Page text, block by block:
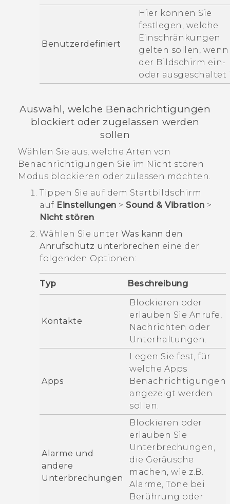
Benutzerdefiniert
Hier können Sie
festlegen, welche
Einschränkungen
gelten sollen, wenn
der Bildschirm ein-
oder ausgeschaltet
Auswahl, welche Benachrichtigungen
blockiert oder zugelassen werden
sollen
Wählen Sie aus, welche Arten von
Benachrichtigungen Sie im Nicht stören
Modus blockieren oder zulassen möchten.
Tippen Sie auf dem Startbildschirm
auf Einstellungen > Sound & Vibration >
Nicht stören
Wählen Sie unter Was kann den
Anrufschutz unterbrechen eine der
folgenden Optionen:
Typ Beschreibung
Kontakte
Blockieren oder
erlauben Sie Anrufe,
Nachrichten oder
Unterhaltungen.
Apps
Legen Sie fest, für
welche Apps
Benachrichtigungen
angezeigt werden
sollen.
Alarme und
andere
Unterbrechungen
Blockieren oder
erlauben Sie
Unterbrechungen,
die Geräusche
machen, wie z.B.
Alarme, Töne bei
Berührung oder